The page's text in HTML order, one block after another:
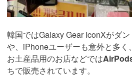
韓国ではGalaxy Gear IconXがダ
や、iPhoneユーザーも意外と多く、
お土産品用のお店などでは
ちで販売されています。